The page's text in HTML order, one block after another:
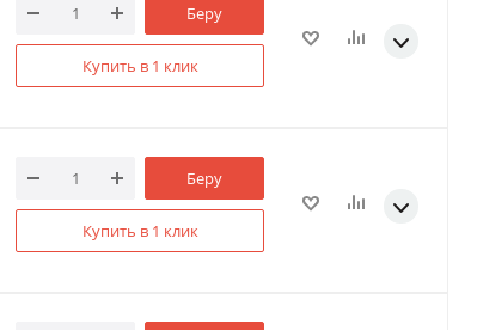
Беру
Купить в 1 клик
Беру
Купить в 1 клик